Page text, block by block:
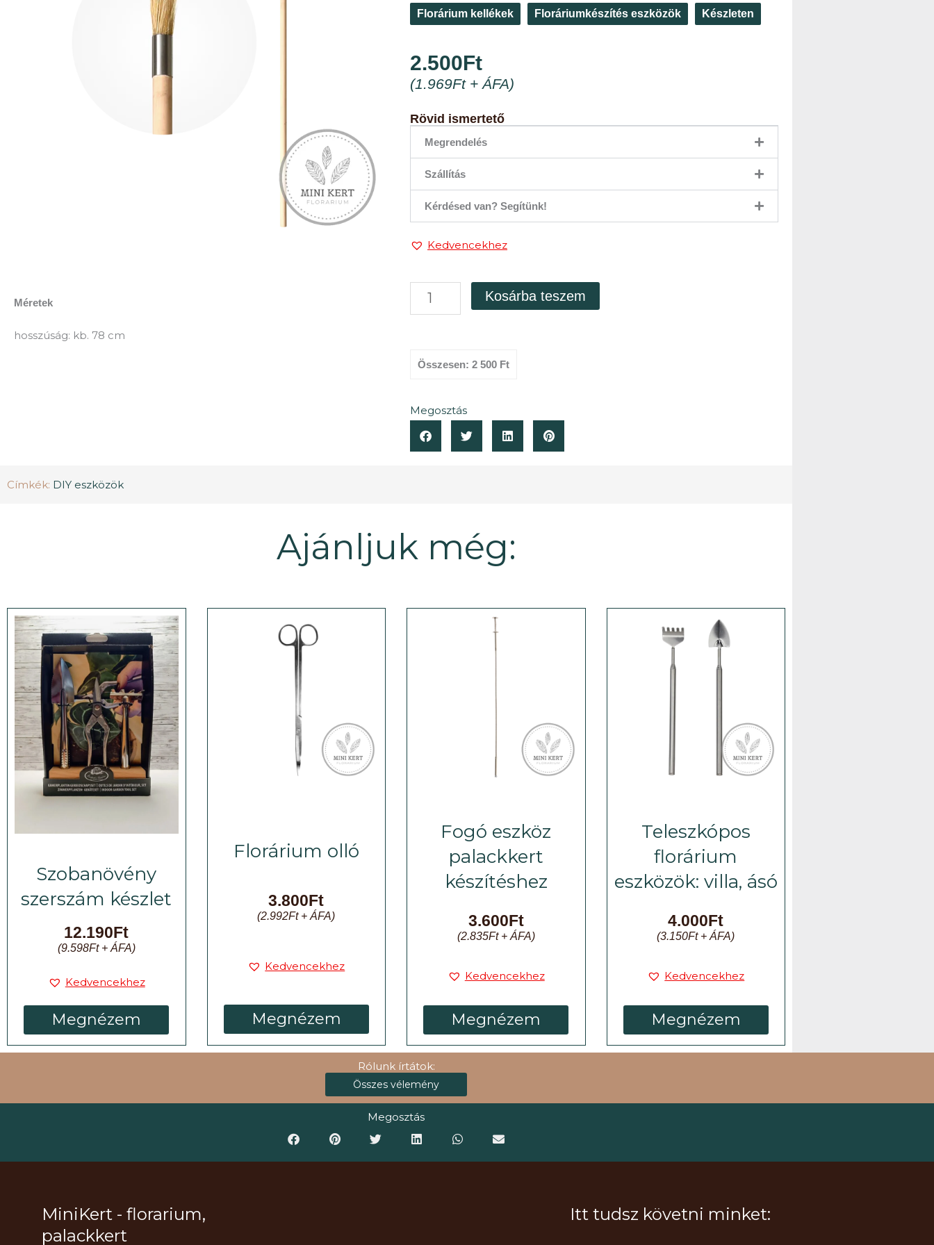
Méretek
hosszúság: kb. 78 cm
Florárium kellékek Floráriumkészítés eszközök Készleten
2.500Ft
(1.969Ft+ ÁFA)
Rövid ismertető
Megrendelés
Szállítás
Kérdésed van? Segítünk!
Kedvencekhez
ecset
mennyiség
Kosárba teszem
Összesen: 2 500 Ft
Megosztás
Címkék: DIY eszközök
Ajánljuk még:
Szobanövény
szerszám készlet
12.190Ft
(9.598Ft+ ÁFA)
Kedvencekhez
Megnézem
Florárium olló
3.800Ft
(2.992Ft+ ÁFA)
Kedvencekhez
Megnézem
Fogó eszköz
palackkert
készítéshez
3.600Ft
(2.835Ft+ ÁFA)
Kedvencekhez
Megnézem
Teleszkópos
florárium
eszközök: villa, ásó
4.000Ft
(3.150Ft+ ÁFA)
Kedvencekhez
Megnézem
Rólunk írtátok:
Összes vélemény
Megosztás
MiniKert - florarium,
palackkert
Itt tudsz követni minket: